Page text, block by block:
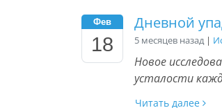
Фев
18
Дневной
5 месяцев назад |
Новое
усталости
Читать далее